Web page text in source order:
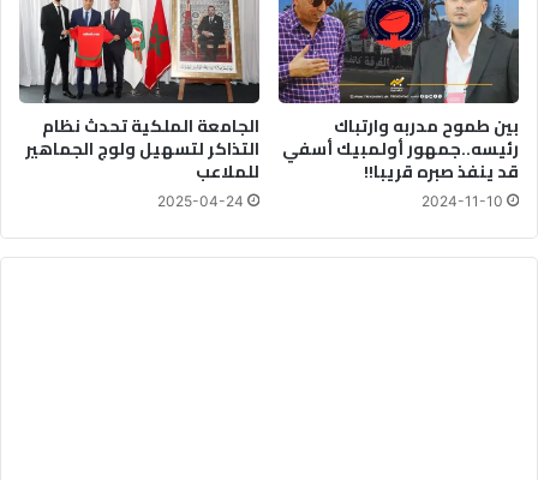
بين طموح مدربه وارتباك
رئيسه..جمهور أولمبيك أسفي
قد ينفذ صبره قريبا!!
2024-11-10
الجامعة الملكية تحدث نظام
التذاكر لتسهيل ولوج الجماهير
للملاعب
2025-04-24